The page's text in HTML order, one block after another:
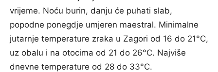
vrijeme. Noću burin, danju će puhati slab,
popodne ponegdje umjeren maestral. Minimalne
jutarnje temperature zraka u Zagori od 16 do 21°C,
uz obalu i na otocima od 21 do 26°C. Najviše
dnevne temperature od 28 do 33°C.